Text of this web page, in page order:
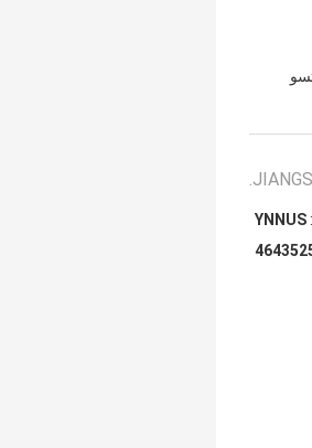
SUNNY
86